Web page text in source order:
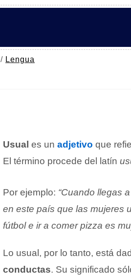
/ Lengua
Usual es un adjetivo que
El término procede del latín
Por ejemplo: “Cuando llegas
en este país que las mujeres
fútbol e ir a comer pizza es
Lo usual, por lo tanto, está
conductas. Su significado